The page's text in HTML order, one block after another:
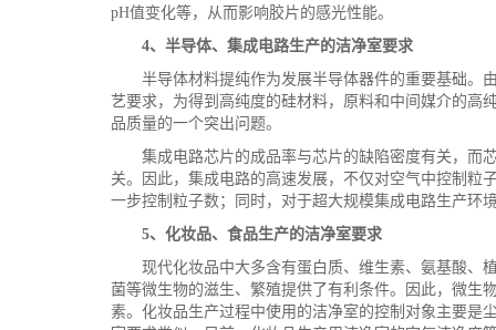
pH值变化等，从而影响胶片的感光性能。
4、半导体、集成电路生产的洁净室要求
半导体材料提纯作为发展半导体器件的重要基础。
艺要求，为得到高纯度的硅材料，原料和中间媒介的高
品质量的一个突出问题。
集成电路芯片的成品率与芯片的缺陷密度有关，而
关。因此，集成电路的高速发展，不仅对空气中控制粒
一步控制粒子数；同时，对于超大规模集成电路生产环
5、化妆品、食品生产的洁净室要求
现代化妆品中大多含有蛋白质、维生素、氨基酸、
菌等微生物的滋生、繁殖提供了有利条件。因此，微生
素。化妆品生产过程中使用的洁净室的控制对象主要是